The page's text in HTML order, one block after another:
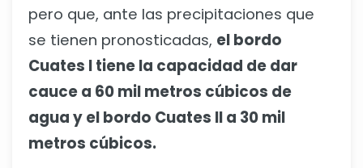
pero que, ante las precipitaciones que
se tienen pronosticadas, el bordo
Cuates I tiene la capacidad de dar
cauce a 60 mil metros cúbicos de
agua y el bordo Cuates II a 30 mil
metros cúbicos.